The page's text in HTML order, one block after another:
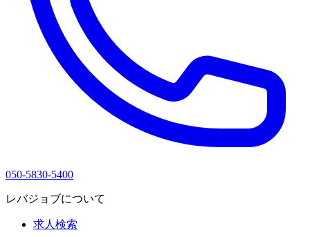
050-5830-5400
レバジョブについて
求人検索